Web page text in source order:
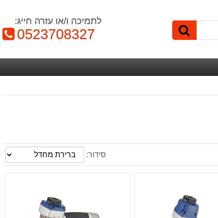
לתמיכה ו/או עזרה חייג:
טלפון:
0523708327
סידור: